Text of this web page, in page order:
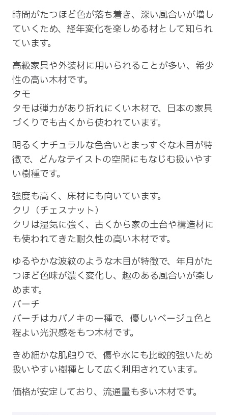
時間がたつほど色が落ち着き、深い風合いが増し
ていくため、経年変化を楽しめる材として知られ
ています。
高級家具や外装材に用いられることが多い、希少
性の高い木材です。
タモ
タモは弾力があり折れにくい木材で、日本の家具
づくりでも古くから使われています。
明るくナチュラルな色合いとまっすぐな木目が特
徴で、どんなテイストの空間にもなじむ扱いやす
い樹種です。
強度も高く、床材にも向いています。
クリ（チェスナット）
クリは湿気に強く、古くから家の土台や構造材に
も使われてきた耐久性の高い木材です。
ゆるやかな波紋のような木目が特徴で、年月がた
つほど色味が濃く変化し、趣のある風合いが楽し
めます。
バーチ
バーチはカバノキの一種で、優しいベージュ色と
程よい光沢感をもつ木材です。
きめ細かな肌触りで、傷や水にも比較的強いため
扱いやすい樹種として広く利用されています。
価格が安定しており、流通量も多い木材です。